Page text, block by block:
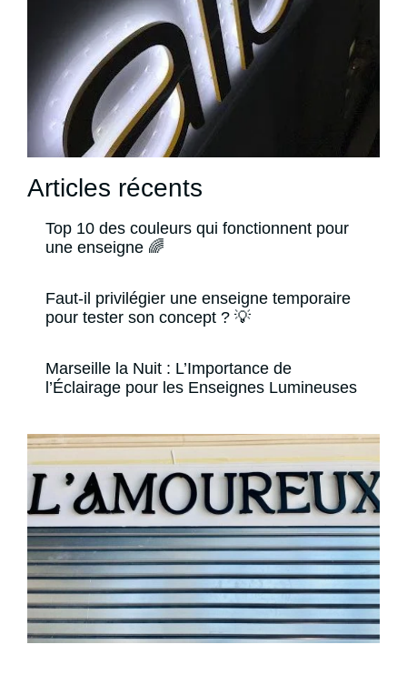
Articles récents
Top 10 des couleurs qui fonctionnent pour
une enseigne 🌈
Faut-il privilégier une enseigne temporaire
pour tester son concept ? 💡
Marseille la Nuit : L’Importance de
l’Éclairage pour les Enseignes Lumineuses